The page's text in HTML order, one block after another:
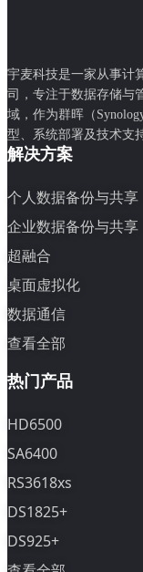
宇麦科技是一家从事计
司，专注于数据存储与
域，作为群晖（
型、系统部署及技术支
解决方案
个人数据备份与共享
企业数据备份与共享
超融合
桌面虚拟化
数据通信
查看全部
热门产品
HD6500
SA6400
RS3618xs
DS1825+
DS925+